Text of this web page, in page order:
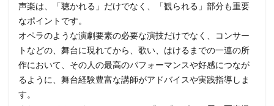
声楽は、「聴かれる」だけでなく、「観られる」部分も重要
なポイントです。
オペラのような演劇要素の必要な演技だけでなく、コンサー
トなどの、舞台に現れてから、歌い、はけるまでの一連の所
作において、その人の最高のパフォーマンスや好感につなが
るように、舞台経験豊富な講師がアドバイスや実践指導しま
す。